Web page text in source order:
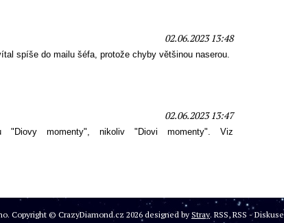
02.06.2023 13:48
spíše do mailu šéfa, protože chyby většinou naserou.
02.06.2023 13:47
momenty", nikoliv "Diovi momenty". Viz
Copyright © CrazyDiamond.cz 2026 designed by Stray. RSS, RSS - Diskuse